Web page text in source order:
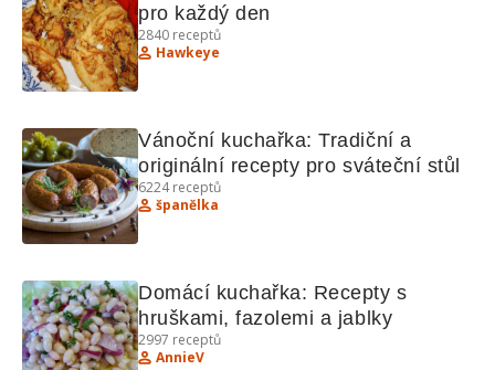
pro každý den
2840 receptů
Hawkeye
Vánoční kuchařka: Tradiční a
originální recepty pro sváteční stůl
6224receptů
španělka
Domácí kuchařka: Recepty s
hruškami, fazolemi a jablky
2997 receptů
AnnieV